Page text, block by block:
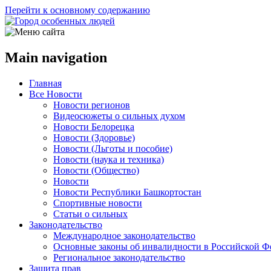
Перейти к основному содержанию
Main navigation
Главная
Все Новости
Новости регионов
Видеосюжеты о сильных духом
Новости Белорецка
Новости (Здоровье)
Новости (Льготы и пособие)
Новости (наука и техника)
Новости (Общество)
Новости
Новости Республики Башкортостан
Спортивные новости
Статьи о сильных
Законодательство
Международное законодательство
Основные законы об инвалидности в Российской
Региональное законодательство
Защита прав